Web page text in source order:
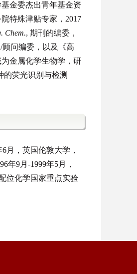
金委杰出青年基金资
特殊津贴专家，2017
Chem., 期刊的编委，
问编委，以及
《高
金属化学生物学，研
的荧光识别与检测
月，英国伦敦大学，
年9月-1999年5月，
位化学国家重点实验